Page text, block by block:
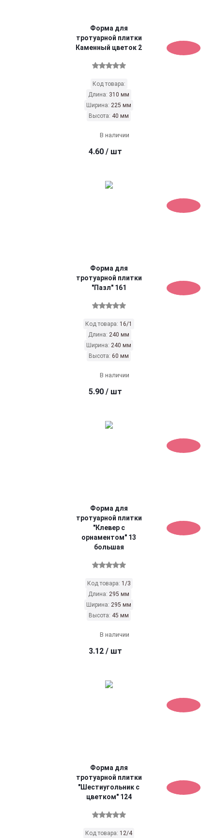
Форма для
тротуарной плитки
Каменный цветок 2
Код товара:
Длина: 310 мм
Ширина: 225 мм
Высота: 40 мм
В наличии
4.60 / шт
Форма для
тротуарной плитки
"Пазл" 161
Код товара: 16/1
Длина: 240 мм
Ширина: 240 мм
Высота: 60 мм
В наличии
5.90 / шт
Форма для
тротуарной плитки
"Клевер с
орнаментом" 13
большая
Код товара: 1/3
Длина: 295 мм
Ширина: 295 мм
Высота: 45 мм
В наличии
3.12 / шт
Форма для
тротуарной плитки
"Шестиугольник с
цветком" 124
Код товара: 12/4